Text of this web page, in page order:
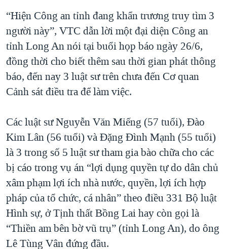
“Hiện Công an tỉnh đang khẩn trương truy tìm 3
người này”, VTC dẫn lời một đại diện Công an
tỉnh Long An nói tại buổi họp báo ngày 26/6,
đồng thời cho biết thêm sau thời gian phát thông
báo, đến nay 3 luật sư trên chưa đến Cơ quan
Cảnh sát điều tra để làm việc.
Các luật sư Nguyễn Văn Miếng (57 tuổi), Đào
Kim Lân (56 tuổi) và Đặng Đình Mạnh (55 tuổi)
là 3 trong số 5 luật sư tham gia bào chữa cho các
bị cáo trong vụ án “lợi dụng quyền tự do dân chủ
xâm phạm lợi ích nhà nước, quyền, lợi ích hợp
pháp của tổ chức, cá nhân” theo điều 331 Bộ luật
Hình sự, ở Tịnh thất Bồng Lai hay còn gọi là
“Thiền am bên bờ vũ trụ” (tỉnh Long An), do ông
Lê Tùng Vân đứng đầu.